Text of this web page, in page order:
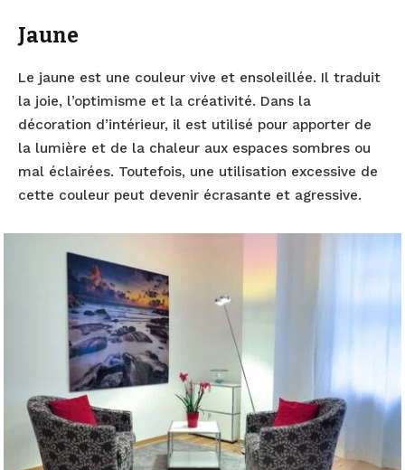
Jaune
Le jaune est une couleur vive et ensoleillée. Il traduit
la joie, l’optimisme et la créativité. Dans la
décoration d’intérieur, il est utilisé pour apporter de
la lumière et de la chaleur aux espaces sombres ou
mal éclairées. Toutefois, une utilisation excessive de
cette couleur peut devenir écrasante et agressive.